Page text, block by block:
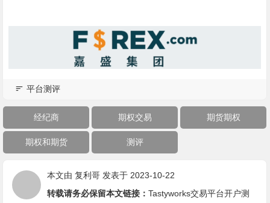
平台测评
经纪商 期权交易 期货期权
期权和期货 测评
本文由复利哥 发表于 2023-10-22
转载请务必保留本文链接：Tastyworks交易平台开户测